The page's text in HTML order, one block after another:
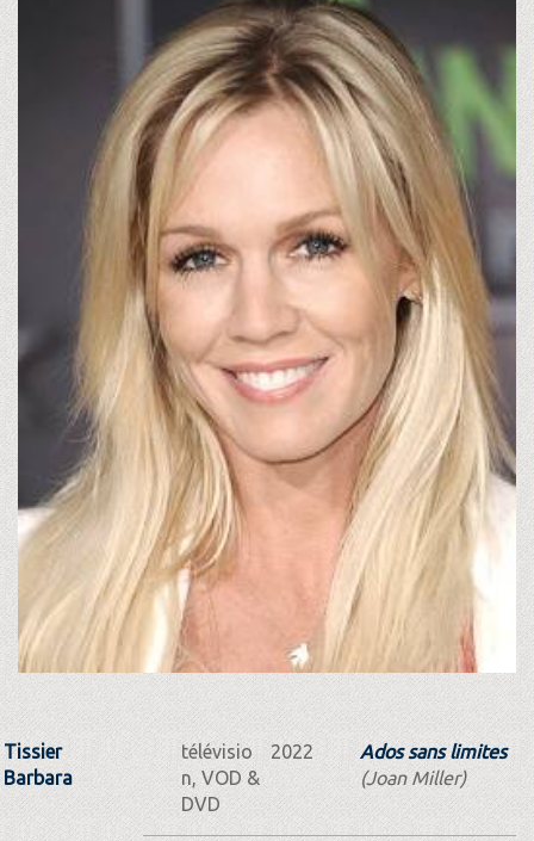
Tissier
Barbara
télévisio
n, VOD &
DVD
2022
Ados sans limites
(Joan Miller)